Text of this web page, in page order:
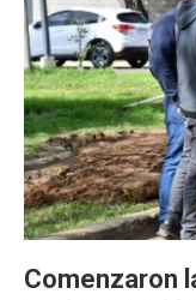
Comenzaron